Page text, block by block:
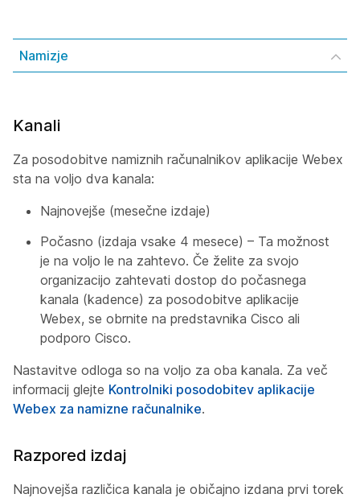
Namizje
Kanali
Za posodobitve namiznih računalnikov aplikacije Webex
sta na voljo dva kanala:
Najnovejše (mesečne izdaje)
Počasno (izdaja vsake 4 mesece) – Ta možnost
je na voljo le na zahtevo. Če želite za svojo
organizacijo zahtevati dostop do počasnega
kanala (kadence) za posodobitve aplikacije
Webex, se obrnite na predstavnika Cisco ali
podporo Cisco.
Nastavitve odloga so na voljo za oba kanala. Za več
informacij glejte Kontrolniki posodobitev aplikacije
Webex za namizne računalnike.
Razpored izdaj
Najnovejša različica kanala je običajno izdana prvi torek